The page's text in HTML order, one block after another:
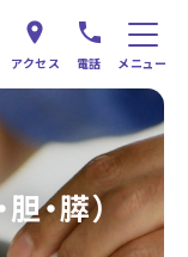
アクセス 電話 メニュー
・膵）